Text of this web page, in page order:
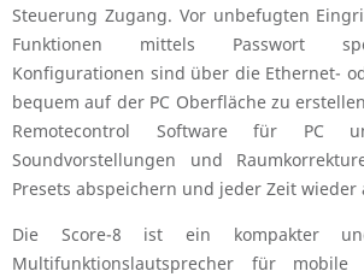
Steuerung Zugang. Vor unbefugten
Funktionen mittels Passwort
Konfigurationen sind über die Ethernet-
bequem auf der PC Oberfläche zu
Remotecontrol Software für PC
Soundvorstellungen und
Presets abspeichern und jeder Zeit wieder
Die Score-8 ist ein kompakter
Multifunktionslautsprecher für mobile